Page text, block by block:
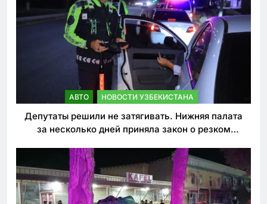
АВТО НОВОСТИ УЗБЕКИСТАНА
Депутаты решили не затягивать. Нижняя палата
за несколько дней приняла закон о резком